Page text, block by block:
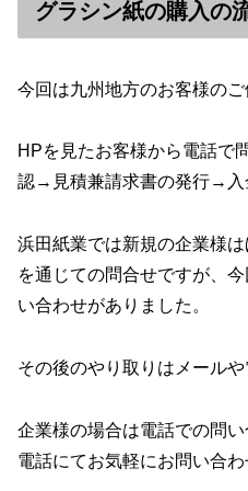
グラシン紙の購入の
今回は九州地方のお客様のご
HPを見たお客様から電話で
認→見積兼請求書の発行→入
浜田紙業では新規の企業様
を通じての問合せですが、
い合わせがありました。
その後のやり取りはメールや
企業様の場合は電話での問
電話にてお気軽にお問い合わ